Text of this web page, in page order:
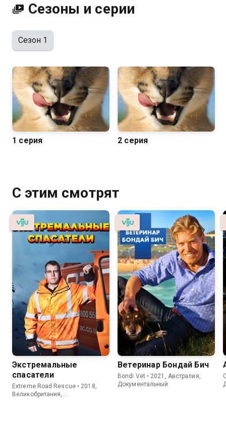
Сезоны и серии
Сезон 1
1 серия 2 серия
С этим смотрят
Экстремальные
спасатели
Extreme Road Rescue • 2018,
Великобритания,
Ветеринар Бондай Бич
Bondi Vet • 2021, Австралия,
Документальный